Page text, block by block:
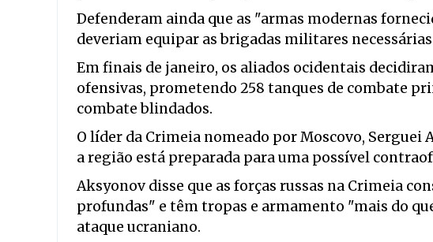
Defenderam ainda que as "armas modernas
deveriam equipar as brigadas militares
Em finais de janeiro, os aliados ocidentais
ofensivas, prometendo 258 tanques de combate
combate blindados.
O líder da Crimeia nomeado por Moscovo, Serguei
a região está preparada para uma possível
Aksyonov disse que as forças russas na Crimeia
profundas" e têm tropas e armamento "mais do
ataque ucraniano.